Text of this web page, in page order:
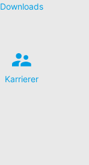
Downloads
Karrierer